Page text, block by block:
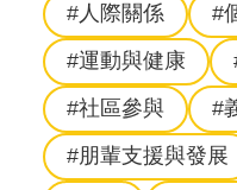
#人際關係
#
#運動與健康
#社區參與
#
#朋輩支援與發展